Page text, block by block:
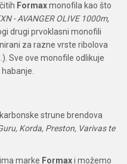
Formaxmonofila kao što
- AVANGER OLIVE 1000m,
drugi prvoklasni monofili
za razne vrste ribolova
Sve ove monofile odlikuje
strune brendova
Korda, Preston, Varivas te
marke Formaxi možemo